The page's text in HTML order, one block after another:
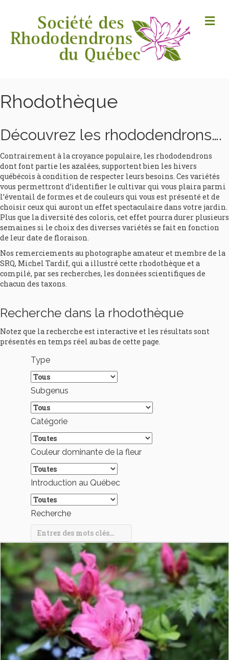
Rhodothèque
Découvrez les rhododendrons….
Contrairement à la croyance populaire, les rhododendrons
dont font partie les azalées, supportent bien les hivers
québécois à condition de respecter leurs besoins. Ces variétés
vous permettront d’identifier le cultivar qui vous plaira parmi
l’éventail de formes et de couleurs qui vous est présenté et de
choisir ceux qui auront un effet spectaculaire dans votre jardin.
Plus que la diversité des coloris, cet effet pourra durer plusieurs
semaines si le choix des diverses variétés se fait en fonction
de leur date de floraison.
Nos remerciements au photographe amateur et membre de la
SRQ, Michel Tardif, qui a illustré cette rhodothèque et a
compilé, par ses recherches, les données scientifiques de
chacun des taxons.
Recherche dans la rhodothèque
Notez que la recherche est interactive et les résultats sont
présentés en temps réel au bas de cette page.
Type
Subgenus
Catégorie
Couleur dominante de la fleur
Introduction au Québec
Recherche